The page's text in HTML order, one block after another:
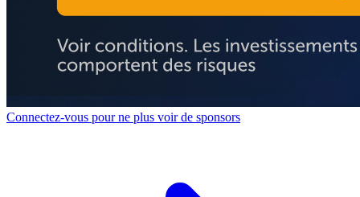
Connectez-vous pour ne plus voir de sponsors